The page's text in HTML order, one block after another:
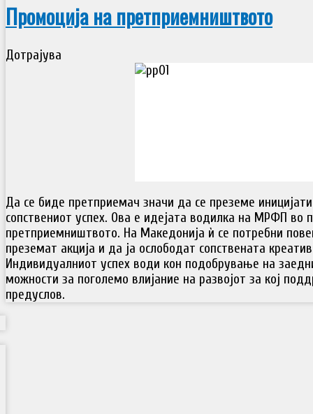
Промоција на претприемништвото
Дотрајува
Да се биде претприемач значи да се преземе
сопствениот успех. Ова е идејата водилка на МРФП во
претприемништвото. На Македонија ѝ се потребни
преземат акција и да ја ослободат сопствената
Индивидуалниот успех води кон подобрување на
можности за поголемо влијание на развојот за кој
предуслов.